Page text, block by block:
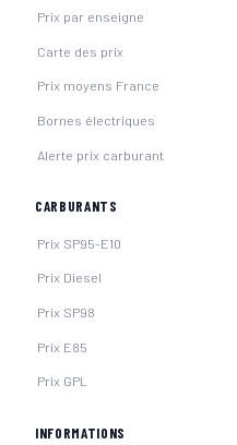
Prix par enseigne
Carte des prix
Prix moyens France
Bornes électriques
Alerte prix carburant
CARBURANTS
Prix SP95-E10
Prix Diesel
Prix SP98
Prix E85
Prix GPL
INFORMATIONS